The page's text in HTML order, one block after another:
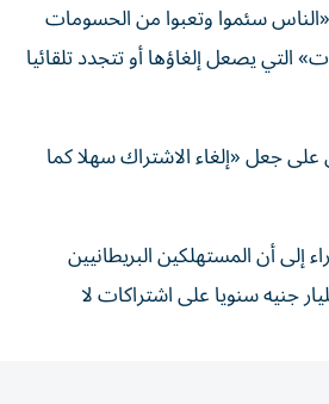
التي يصعل إلغاؤها أو تتجدد تلقائيا
جعل «إلغاء الاشتراك سهلا كما
أن المستهلكين البريطانيين
حاليا نحو 1.6 مليار جنيه سنويا على اشتراكات لا